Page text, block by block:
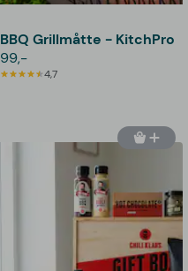
BBQ Grillmåtte - KitchPro
99,-
4,7